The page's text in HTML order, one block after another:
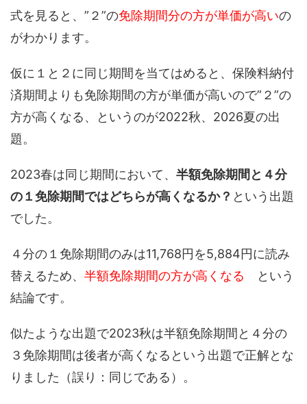
式を見ると、”２”の免除期間分の方が単価が高いの
がわかります。
仮に１と２に同じ期間を当てはめると、保険料納付
済期間よりも免除期間の方が単価が高いので”２”の
方が高くなる、というのが2022秋、2026夏の出
題。
2023春は同じ期間において、 半額免除期間と４分
の１免除期間ではどちらが高くなるか？ という出題
でした。
４分の１免除期間のみは11,768円を5,884円に読み
替えるため、 半額免除期間の方が高くなる という
結論です。
似たような出題で2023秋は半額免除期間と４分の
３免除期間は後者が高くなるという出題で正解とな
りました（誤り：同じである）。